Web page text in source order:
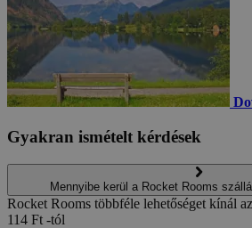
Gyakran ismételt kérdések
Mennyibe kerül a Rocket Rooms
Rocket Rooms többféle lehetőséget kínál
114 Ft -tól